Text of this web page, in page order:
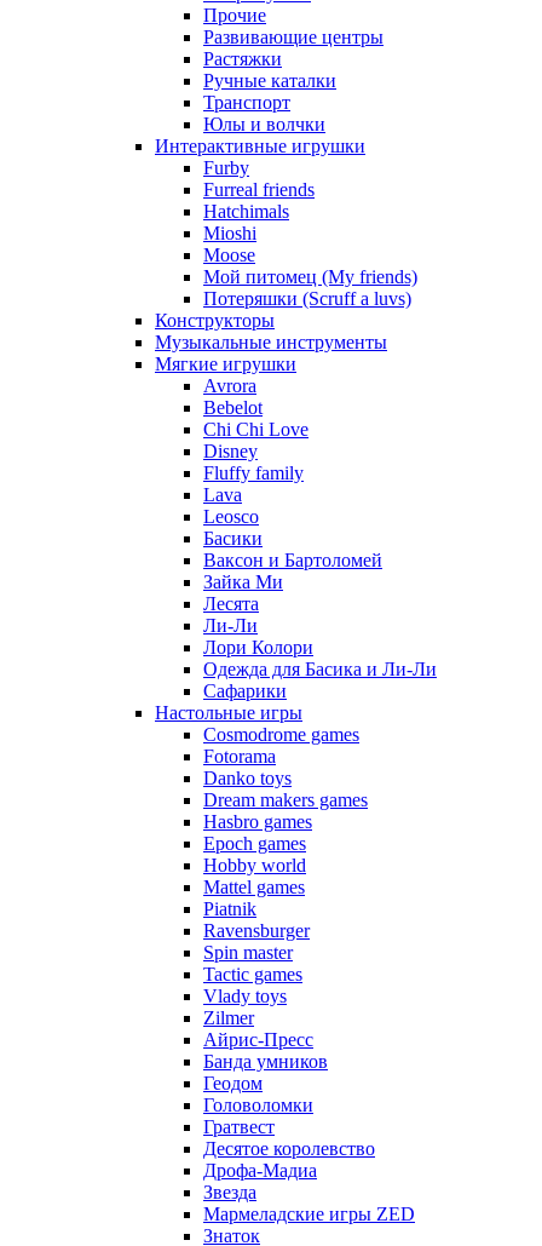
Прочие
Развивающие центры
Растяжки
Ручные каталки
Транспорт
Юлы и волчки
Интерактивные игрушки
Furby
Furreal friends
Hatchimals
Mioshi
Moose
Мой питомец (My friends)
Потеряшки (Scruff a luvs)
Конструкторы
Музыкальные инструменты
Мягкие игрушки
Avrora
Bebelot
Chi Chi Love
Disney
Fluffy family
Lava
Leosco
Басики
Ваксон и Бартоломей
Зайка Ми
Лесята
Ли-Ли
Лори Колори
Одежда для Басика и Ли-Ли
Сафарики
Настольные игры
Cosmodrome games
Fotorama
Danko toys
Dream makers games
Hasbro games
Epoch games
Hobby world
Mattel games
Piatnik
Ravensburger
Spin master
Tactic games
Vlady toys
Zilmer
Айрис-Пресс
Банда умников
Геодом
Головоломки
Гратвест
Десятое королевство
Дрофа-Мадиа
Звезда
Мармеладские игры ZED
Знаток